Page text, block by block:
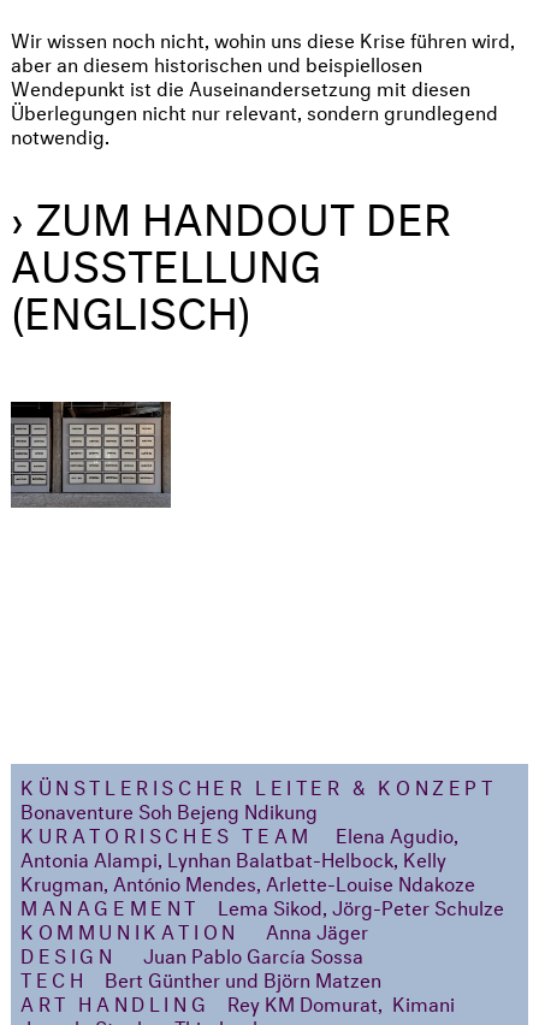
Wir wissen noch nicht, wohin uns diese Krise führen wird,
aber an diesem historischen und beispiellosen
Wendepunkt ist die Auseinandersetzung mit diesen
Überlegungen nicht nur relevant, sondern grundlegend
notwendig.
› ZUM HANDOUT DER
AUSSTELLUNG
(ENGLISCH)
KÜNSTLERISCHER LEITER & KONZEPT
Bonaventure Soh Bejeng Ndikung
KURATORISCHES TEAM
Elena Agudio,
Antonia Alampi, Lynhan Balatbat-Helbock, Kelly
Krugman, António Mendes, Arlette-Louise Ndakoze
MANAGEMENT
Lema Sikod, Jörg-Peter Schulze
KOMMUNIKATION
Anna Jäger
DESIGN
Juan Pablo García Sossa
TECH
Bert Günther und Björn Matzen
ART HANDLING
Rey KM Domurat, Kimani